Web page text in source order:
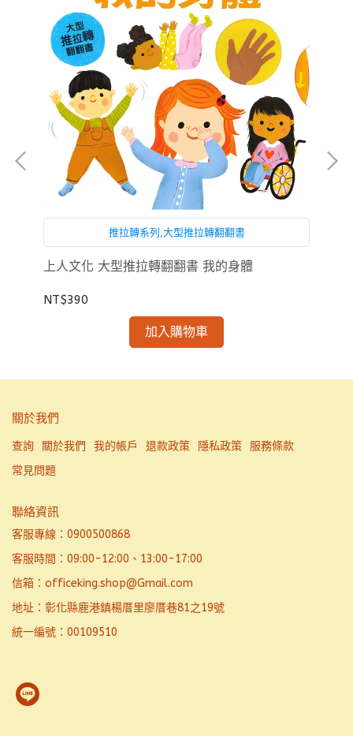
推拉轉系列,大型推拉轉翻翻書
上人文化 大型推拉轉翻翻書 我的身體
NT$390
加入購物車
關於我們
查詢 關於我們 我的帳戶 退款政策 隱私政策
服務條款
常見問題
聯絡資訊
客服專線：0900500868
客服時間：09:00-12:00、13:00-17:00
信箱：officeking.shop@Gmail.com
地址：彰化縣鹿港鎮楊厝里廖厝巷81之19號
統一編號：00109510